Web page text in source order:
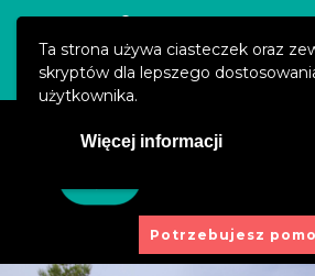
Ta strona używa ciasteczek oraz
skryptów dla lepszego
użytkownika.
Więcej informacji
Potrzebujesz